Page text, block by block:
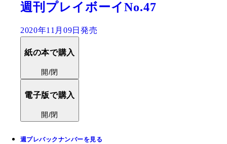
週刊プレイボーイNo.47
2020年11月09日発売
紙の本で購入
開/閉
電子版で購入
開/閉
週プレバックナンバーを見る